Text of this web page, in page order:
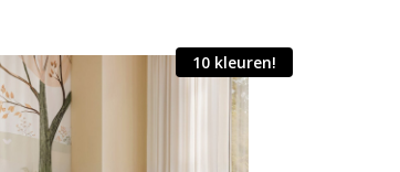
10 kleuren!